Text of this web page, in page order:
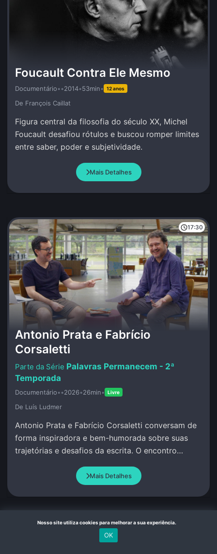
Foucault Contra Ele Mesmo
Documentário••2014•53min• 12 anos
De François Caillat
Figura central da filosofia do século XX, Michel
Foucault desafiou rótulos e buscou romper limites
entre saber, poder e subjetividade.
Mais Detalhes
17:30
Antonio Prata e Fabrício
Corsaletti
Palavras Permanecem - 2ª
Temporada
Documentário••2026•26min• Livre
De Luí­s Ludmer
Antonio Prata e Fabrício Corsaletti conversam de
forma inspiradora e bem-humorada sobre suas
trajetórias e desafios da escrita. O encontro
Mais Detalhes
Nosso site utiliza cookies para melhorar a sua experiência.
OK